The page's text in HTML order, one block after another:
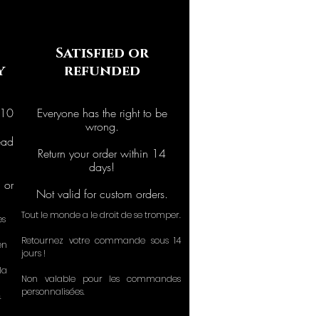
or
Satisfied or
refunded
Everyone has the right to be
wrong.
Return your order within 14
days!
Not valid for custom orders.
Tout le monde a le droit de se tromper.
Retournez votre commande sous 14
jours !
Non valable pour les commandes
personnalisées.